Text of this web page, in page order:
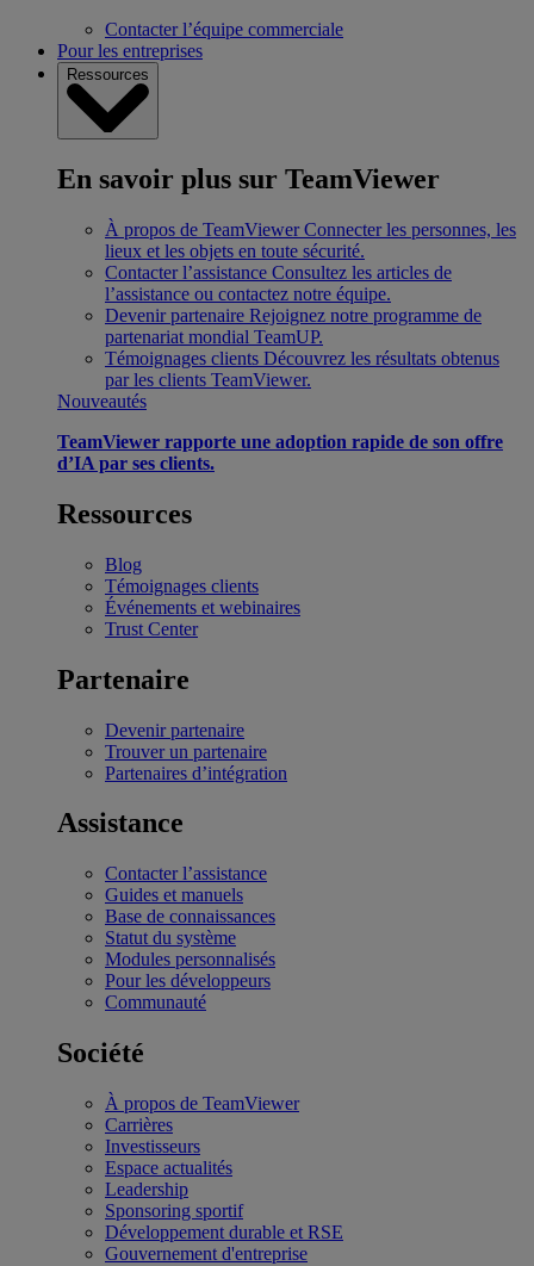
Contacter l’équipe commerciale
Pour les entreprises
Ressources
En savoir plus sur TeamViewer
À propos de TeamViewer Connecter les personnes, les
lieux et les objets en toute sécurité.
Contacter l’assistance Consultez les articles de
l’assistance ou contactez notre équipe.
Devenir partenaire Rejoignez notre programme de
partenariat mondial TeamUP.
Témoignages clients Découvrez les résultats obtenus
par les clients TeamViewer.
Nouveautés
TeamViewer rapporte une adoption rapide de son offre
d’IA par ses clients.
Ressources
Blog
Témoignages clients
Événements et webinaires
Trust Center
Partenaire
Devenir partenaire
Trouver un partenaire
Partenaires d’intégration
Assistance
Contacter l’assistance
Guides et manuels
Base de connaissances
Statut du système
Modules personnalisés
Pour les développeurs
Communauté
Société
À propos de TeamViewer
Carrières
Investisseurs
Espace actualités
Leadership
Sponsoring sportif
Développement durable et RSE
Gouvernement d'entreprise